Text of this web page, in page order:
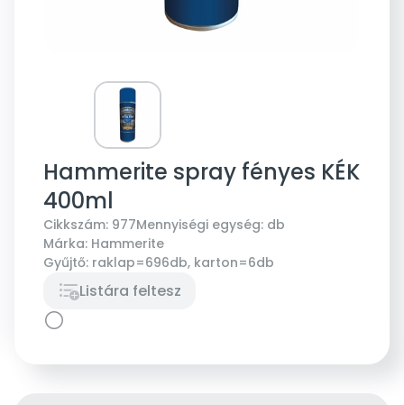
Hammerite spray fényes KÉK
400ml
Cikkszám: 977Mennyiségi egység: db
Márka: Hammerite
Gyűjtő: raklap=696db, karton=6db
Listára feltesz